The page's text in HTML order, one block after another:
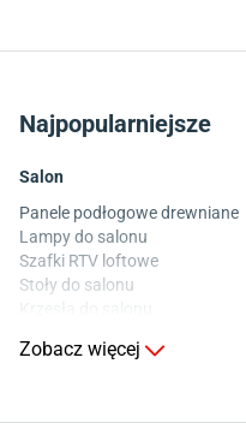
Najpopularniejsze
Salon
Panele podłogowe drewniane
Lampy do salonu
Szafki RTV loftowe
Stoły do salonu
Stoły do kuchni
Zobacz więcej